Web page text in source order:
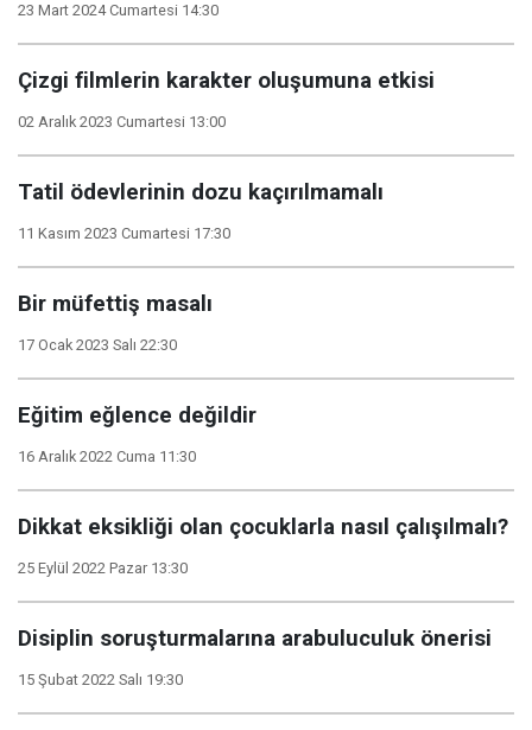
23 Mart 2024 Cumartesi 14:30
Çizgi filmlerin karakter oluşumuna etkisi
02 Aralık 2023 Cumartesi 13:00
Tatil ödevlerinin dozu kaçırılmamalı
11 Kasım 2023 Cumartesi 17:30
Bir müfettiş masalı
17 Ocak 2023 Salı 22:30
Eğitim eğlence değildir
16 Aralık 2022 Cuma 11:30
Dikkat eksikliği olan çocuklarla nasıl çalışılmalı?
25 Eylül 2022 Pazar 13:30
Disiplin soruşturmalarına arabuluculuk önerisi
15 Şubat 2022 Salı 19:30